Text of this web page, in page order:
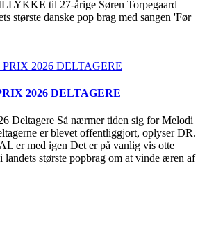
til 27-årige Søren Torpegaard
største danske pop brag med sangen 'Før
2026 DELTAGERE
Deltagere Så nærmer tiden sig for Melodi
er blevet offentliggjort, oplyser DR.
er med igen Det er på vanlig vis otte
landets største popbrag om at vinde æren af